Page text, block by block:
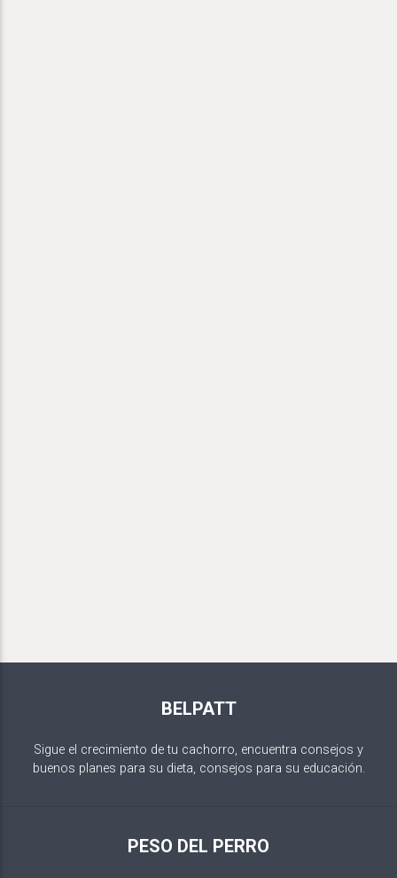
BELPATT
Sigue el crecimiento de tu cachorro, encuentra consejos y
buenos planes para su dieta, consejos para su educación.
PESO DEL PERRO